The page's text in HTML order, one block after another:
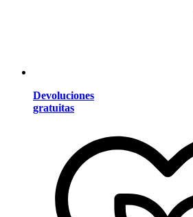
Devoluciones
gratuitas